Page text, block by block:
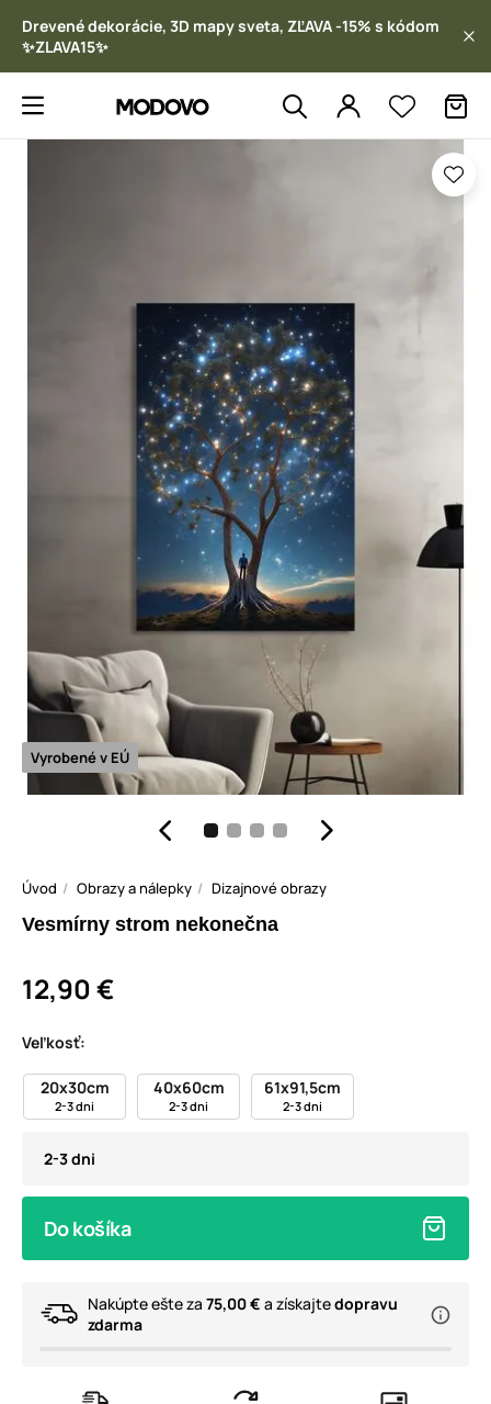
Drevené dekorácie, 3D mapy sveta, ZĽAVA -15% s kódom
✨ZLAVA15✨
Vyrobené v EÚ
Úvod Obrazy a nálepky Dizajnové obrazy
Vesmírny strom nekonečna
12,90 €
Veľkosť:
20x30cm
2-3 dni
40x60cm
2-3 dni
61x91,5cm
2-3 dni
2-3 dni
Do košíka
Nakúpte ešte za 75,00 € a získajtedopravu
zdarma